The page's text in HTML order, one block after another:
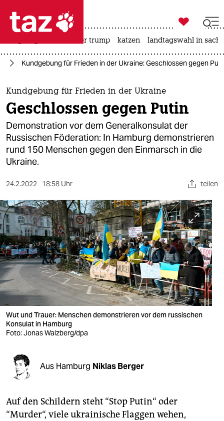
 taz zahl ich
taz zahl ich
themen
politik
öko
gesellschaft
kultur
sport
berlin
nord
wahrheit
verlag
verlag
veranstaltungen
shop
fragen & hilfe
abo

taz zahl ich
usa unter trump katzen landtagswahl in
Kundgebung für Frieden in der Ukraine: Geschlossen gegen
Kundgebung für Frieden in der Ukraine
Geschlossen gegen Putin
Demonstration vor dem Generalkonsulat der
Russischen Föderation: In Hamburg demonstrieren
rund 150 Menschen gegen den Einmarsch in die
Ukraine.
24.2.2022 18:58 Uhr teilen
Wut und Trauer: Menschen demonstrieren vor dem russischen
Konsulat in Hamburg
Foto: Jonas Walzberg/dpa
Aus Hamburg Niklas Berger
Auf den Schildern steht “Stop Putin“ oder
“Murder“, viele ukrainische Flaggen wehen,